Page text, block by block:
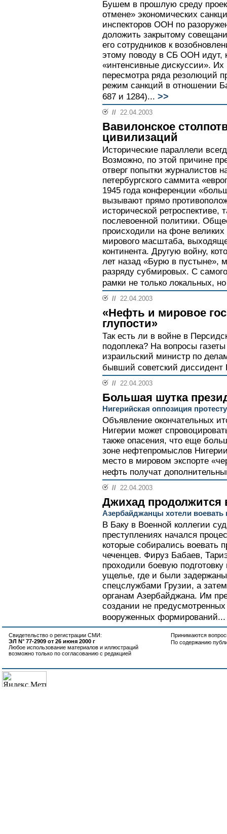
Бушем в прошлую среду
отмене» экономических
инспекторов ООН по
доложить закрытому
его сотрудников к
этому поводу в СБ ООН идут,
«интенсивные дискуссии».
пересмотра ряда резолюций
режим санкций в отношении
687 и 1284)... >>
// 22.04.2003
Вавилонское
цивилизаций
Исторические параллели
Возможно, по этой причине
отверг попытки журналистов
петербургского саммита
1945 года конференции
вызывают прямо
исторической ретроспективе,
послевоенной политики.
происходили на фоне
мирового масштаба,
континента. Другую войну,
лет назад «Бурю в пустыне»,
разряду субмировых. С
рамки не только локальных,
// 22.04.2003
«Нефть и мировое
глупости»
Так есть ли в войне в
подоплека? На вопросы
израильский министр по
бывший советский
// 22.04.2003
Большая шутка
Нигерийская оппозиция
Объявление окончательных
Нигерии может
также опасения, что еще
зоне нефтепромыслов
место в мировом экспорте
нефть получат
// 22.04.2003
Джихад продолжится
Азербайджанцы хотели воевать
В Баку в Военной коллегии
преступлениях начался
которые собирались воевать
чеченцев. Фируз Бабаев,
проходили боевую
ущелье, где и были
спецслужбами Грузии, а
органам Азербайджана. Им
создании не предусмотренных
вооруженных формирований...
Свидетельство о регистрации СМИ:
ЭЛ N° 77-2909 от 26 июня 2000 г
Любое использование материалов и иллюстраций
возможно только по согласованию с редакцией
Принимаются
По содержанию